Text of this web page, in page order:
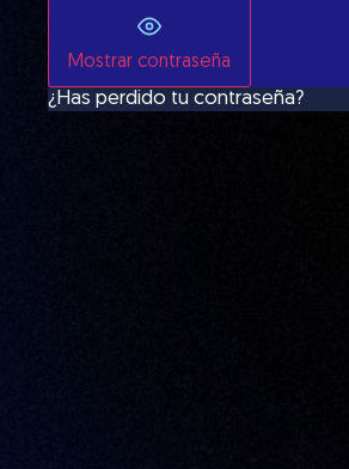
Mostrar contraseña
¿Has perdido tu contraseña?